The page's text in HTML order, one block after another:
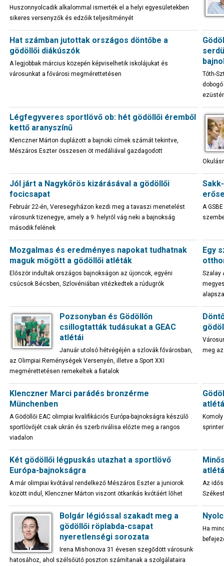
Huszonnyolcadik alkalommal ismerték el a helyi egyesületekben
sikeres versenyzők és edzőik teljesítményét
Hat számban jutottak országos döntőbe a
gödöllői diákúszók
A legjobbak március közepén képviselhetik iskolájukat és
városunkat a fővárosi megmérettetésen
Tóth-
Légfegyveres sportlövő ob: hét gödöllői éremből
kettő aranyszínű
Klenczner Márton duplázott a bajnoki címek számát tekintve,
Mészáros Eszter összesen öt medáliával gazdagodott
Jól járt a Nagykőrös kizárásával a gödöllői
focicsapat
Február 22-én, Veresegyházon kezdi meg a tavaszi menetelést
városunk tizenegye, amely a 9. helyről vág neki a bajnokság
második felének
A
Mozgalmas és eredményes napokat tudhatnak
maguk mögött a gödöllői atléták
Először indultak országos bajnokságon az újoncok, egyéni
csúcsok Bécsben, Szlovéniában vitézkedtek a rúdugrók
Egy
Szalay
Pozsonyban és Gödöllőn
csillogtatták tudásukat a GEAC
atlétái
Január utolsó hétvégéjén a szlovák fővárosban,
az Olimpiai Reménységek Versenyén, illetve a Sport XXI
megmérettetésen remekeltek a fiatalok
meg
Klenczner Marci parádés bronzérme
Münchenben
A Gödöllői EAC olimpiai kvalifikációs Európa-bajnokságra készülő
sportlövőjét csak ukrán és szerb riválisa előzte meg a rangos
viadalon
Két gödöllői légpuskás utazhat a sportlövő
Európa-bajnokságra
A már olimpiai kvótával rendelkező Mészáros Eszter a juniorok
között indul, Klenczner Márton viszont ötkarikás kvótáért lőhet
Az
Bolgár légióssal szakadt meg a
gödöllői röplabda-csapat
nyeretlenségi sorozata
Irena Mishonova 31 évesen szegődött városunk
hatosához, ahol szélsőütő poszton számítanak a szolgálataira
Ha